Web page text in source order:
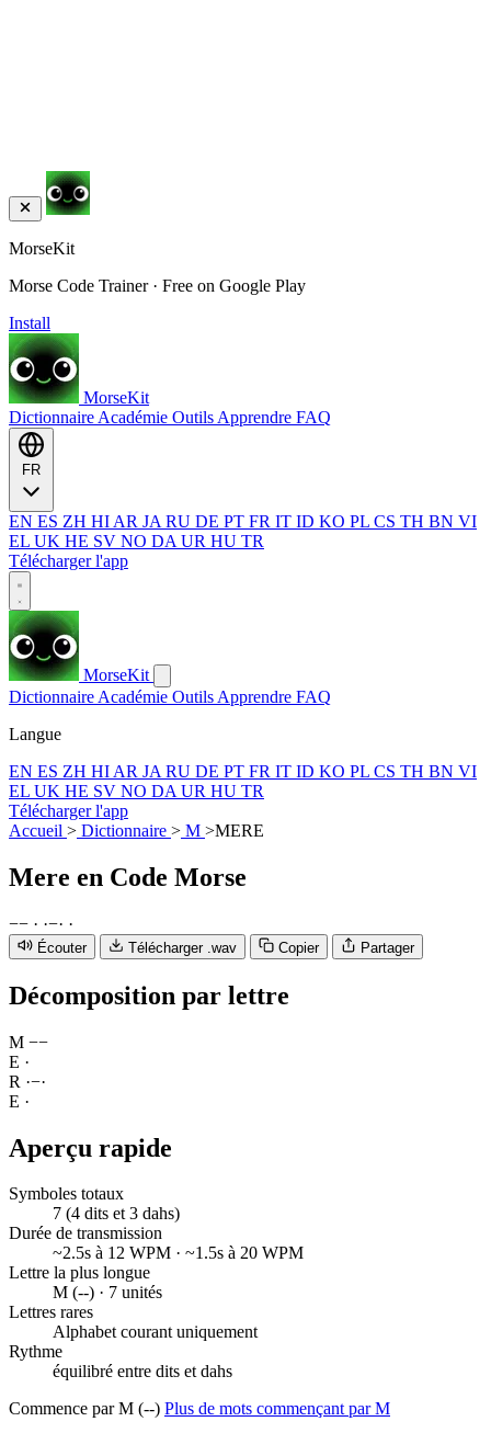
MorseKit
Morse Code Trainer · Free on Google Play
Install
MorseKit
Dictionnaire Académie Outils Apprendre FAQ
EN ES ZH HI AR JA RU DE PT FR IT ID KO PL CS TH BN VI
EL UK HE SV NO DA UR HU TR
Télécharger l'app
MorseKit
Dictionnaire Académie Outils Apprendre FAQ
Langue
EN ES ZH HI AR JA RU DE PT FR IT ID KO PL CS TH BN VI
EL UK HE SV NO DA UR HU TR
Télécharger l'app
Accueil > Dictionnaire > M >MERE
Mere en Code Morse
−− · ·−· ·
Écouter Télécharger .wav Copier Partager
Décomposition par lettre
M −−
E ·
R ·−·
E ·
Aperçu rapide
Symboles totaux
7 (4 dits et 3 dahs)
Durée de transmission
~2.5s à 12 WPM · ~1.5s à 20 WPM
Lettre la plus longue
M (--) · 7 unités
Lettres rares
Alphabet courant uniquement
Rythme
équilibré entre dits et dahs
Commence par M (--) Plus de mots commençant par M